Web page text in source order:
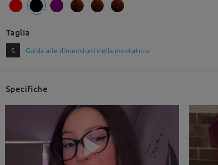
Taglia
S Guida alle dimensioni della montatura
Specifiche